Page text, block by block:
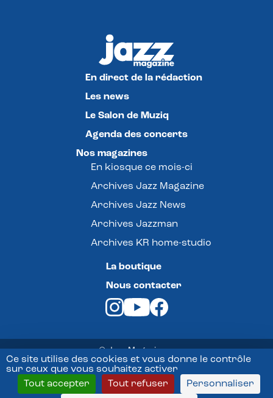
Ce site utilise des cookies et vous donne le contrôle
sur ceux que vous souhaitez activer
Tout accepter
Tout refuser Personnaliser
En direct de la rédaction
Les news
Le Salon de Muziq
Agenda des concerts
Nos magazines
En kiosque ce mois-ci
Archives Jazz Magazine
Archives Jazz News
Archives Jazzman
Archives KR home-studio
La boutique
Nous contacter
© Jazz Magazine -
Mentions légales
Conditions Générales de vente